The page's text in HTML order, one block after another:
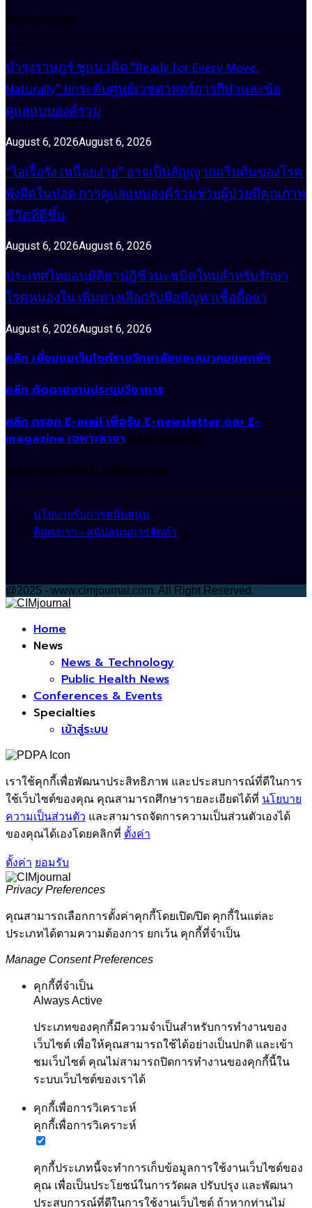
บทความล่าสุด
บำรุงราษฎร์ ชูแนวคิด “Ready for Every Move,
Naturally” ยกระดับศูนย์เวชศาสตร์การกีฬาและข้อ
ดูแลแบบองค์รวม
August 6, 2026August 6, 2026
“ไอเรื้อรัง เหนื่อยง่าย” อาจเป็นสัญญาณเริ่มต้นของโรค
พังผืดในปอด การดูแลแบบองค์รวมช่วยผู้ป่วยมีคุณภาพ
ชีวิตที่ดีขึ้น
August 6, 2026August 6, 2026
ประเทศไทยอนุมัติยาปฏิชีวนะชนิดใหม่สำหรับรักษา
โรคหนองใน เพิ่มทางเลือกรับมือปัญหาเชื้อดื้อยา
August 6, 2026August 6, 2026
คลิก เยี่ยมชมเว็บไซต์ราชวิทยาลัยและสมาคมแพทย์ฯ
คลิก ติดตามงานประชุมวิชาการ
คลิก กรอก E-mail เพื่อรับ E-newsletter และ E-
magazine เฉพาะสาขา (เฉพาะแพทย์)
สนับสนุนการจัดทำ CIMjournal
นโยบายรับการสนับสนุน
ติดต่อเรา - สนับสนุนการจัดทำ
@2025 - www.cimjournal.com. All Right Reserved.
Home
News
News & Technology
Public Health News
Conferences & Events
Specialties
เข้าสู่ระบบ
เราใช้คุกกี้เพื่อพัฒนาประสิทธิภาพ และประสบการณ์ที่ดีในการ
ใช้เว็บไซต์ของคุณ คุณสามารถศึกษารายละเอียดได้ที่ นโยบาย
ความเป็นส่วนตัว และสามารถจัดการความเป็นส่วนตัวเองได้
ของคุณได้เองโดยคลิกที่ ตั้งค่า
ตั้งค่า ยอมรับ
Privacy Preferences
คุณสามารถเลือกการตั้งค่าคุกกี้โดยเปิด/ปิด คุกกี้ในแต่ละ
ประเภทได้ตามความต้องการ ยกเว้น คุกกี้ที่จำเป็น
Manage Consent Preferences
คุกกี้ที่จำเป็น
Always Active
ประเภทของคุกกี้มีความจำเป็นสำหรับการทำงานของ
เว็บไซต์ เพื่อให้คุณสามารถใช้ได้อย่างเป็นปกติ และเข้า
ชมเว็บไซต์ คุณไม่สามารถปิดการทำงานของคุกกี้นี้ใน
ระบบเว็บไซต์ของเราได้
คุกกี้เพื่อการวิเคราะห์
คุกกี้เพื่อการวิเคราะห์
คุกกี้ประเภทนี้จะทำการเก็บข้อมูลการใช้งานเว็บไซต์ของ
คุณ เพื่อเป็นประโยชน์ในการวัดผล ปรับปรุง และพัฒนา
ประสบการณ์ที่ดีในการใช้งานเว็บไซต์ ถ้าหากท่านไม่